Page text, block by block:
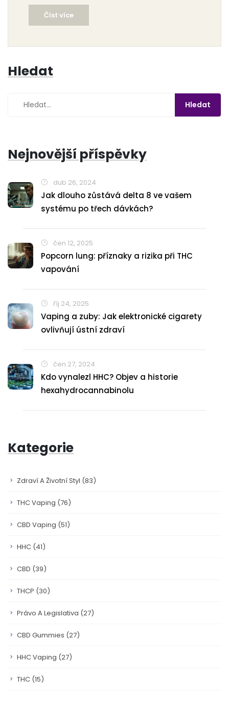
popcorn lung, proč se nemoc nazývá právě takto, jaké
jsou hlavní rizikové faktory při vapování a co dělat,
když se objeví varovné signály. Text přináší i tipy na to,
Číst více
Hledat
Nejnovější příspěvky
dub 26, 2024
Jak dlouho zůstává delta 8 ve vašem
systému po třech dávkách?
čen 12, 2025
Popcorn lung: příznaky a rizika při THC
vapování
říj 24, 2025
Vaping a zuby: Jak elektronické cigarety
ovlivňují ústní zdraví
čen 27, 2024
Kdo vynalezl HHC? Objev a historie
hexahydrocannabinolu
Kategorie
Zdraví A Životní Styl (83)
THC Vaping (76)
CBD Vaping (51)
HHC (41)
CBD (39)
THCP (30)
Právo A Legislativa (27)
CBD Gummies (27)
HHC Vaping (27)
THC (15)